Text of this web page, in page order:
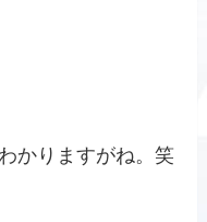
かりますがね。笑